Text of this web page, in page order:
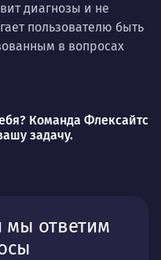
диагнозы и не
пользователю быть
в вопросах
Команда Флексайтс
задачу.
мы ответим